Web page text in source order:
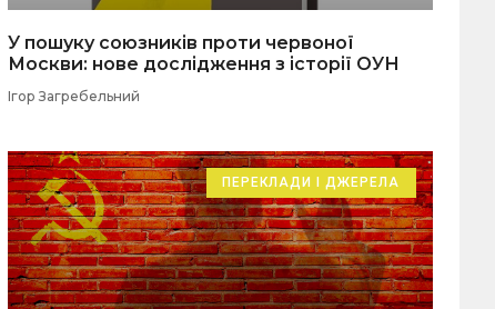
У пошуку союзників проти червоної
Москви: нове дослідження з історії ОУН
Ігор Загребельний
ПЕРЕКЛАДИ І ДЖЕРЕЛА